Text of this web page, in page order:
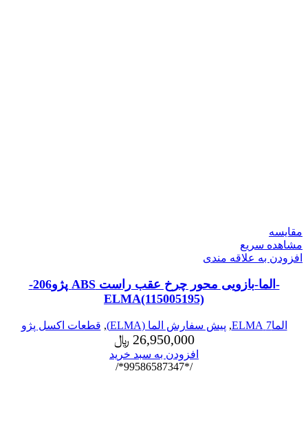
مقایسه
مشاهده سریع
افزودن به علاقه مندی
-الما-بازویی محور چرخ عقب راست ABS پژو206-
ELMA(115005195)
الما7 ELMA , پیش سفارش الما (ELMA) , قطعات اکسل پژو
26,950,000 ﷼
افزودن به سبد خرید
/*99586587347*/